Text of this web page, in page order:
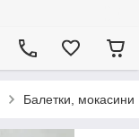
Балетки, мокасини